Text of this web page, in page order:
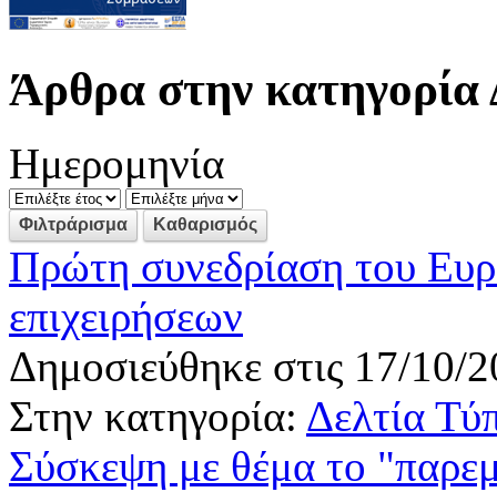
Άρθρα στην κατηγορία
Ημερομηνία
Πρώτη συνεδρίαση του
επιχειρήσεων
Δημοσιεύθηκε στις 17/10/
Στην κατηγορία: Δελτία
Σύσκεψη με θέμα το